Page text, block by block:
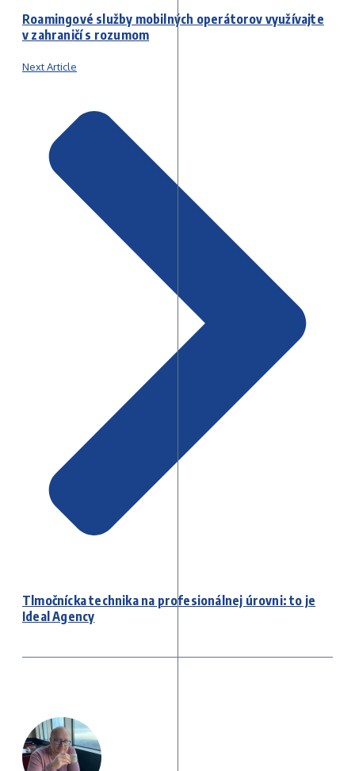
Roamingové služby mobilných operátorov využívajte
v zahraničí s rozumom
Next Article
Tlmočnícka technika na profesionálnej úrovni: to je
Ideal Agency